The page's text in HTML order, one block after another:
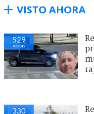
VISTO AHORA
529
visitas
330